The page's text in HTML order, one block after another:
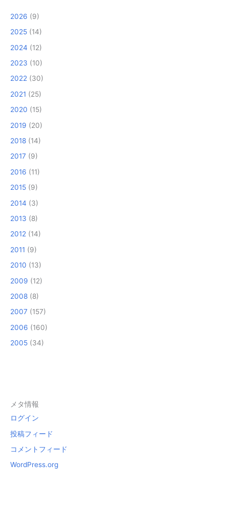
2026 (9)
2025 (14)
2024 (12)
2023 (10)
2022 (30)
2021 (25)
2020 (15)
2019 (20)
2018 (14)
2017 (9)
2016 (11)
2015 (9)
2014 (3)
2013 (8)
2012 (14)
2011 (9)
2010 (13)
2009 (12)
2008 (8)
2007 (157)
2006 (160)
2005 (34)
メタ情報
ログイン
投稿フィード
コメントフィード
WordPress.org